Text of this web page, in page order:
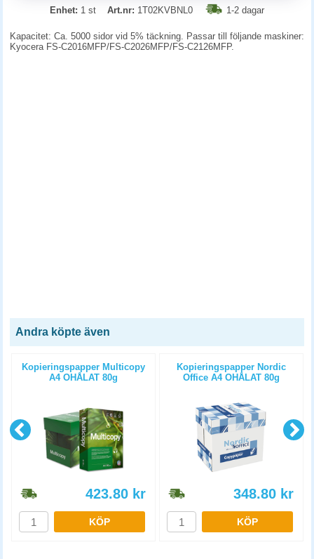
Enhet: 1 st Art.nr: 1T02KVBNL0 1-2 dagar
Kapacitet: Ca. 5000 sidor vid 5% täckning. Passar till följande maskiner:
Kyocera FS-C2016MFP/FS-C2026MFP/FS-C2126MFP.
Andra köpte även
Kopieringspapper Multicopy
A4 OHÅLAT 80g
423.80 kr
KÖP
Kopieringspapper Nordic
Office A4 OHÅLAT 80g
348.80 kr
KÖP